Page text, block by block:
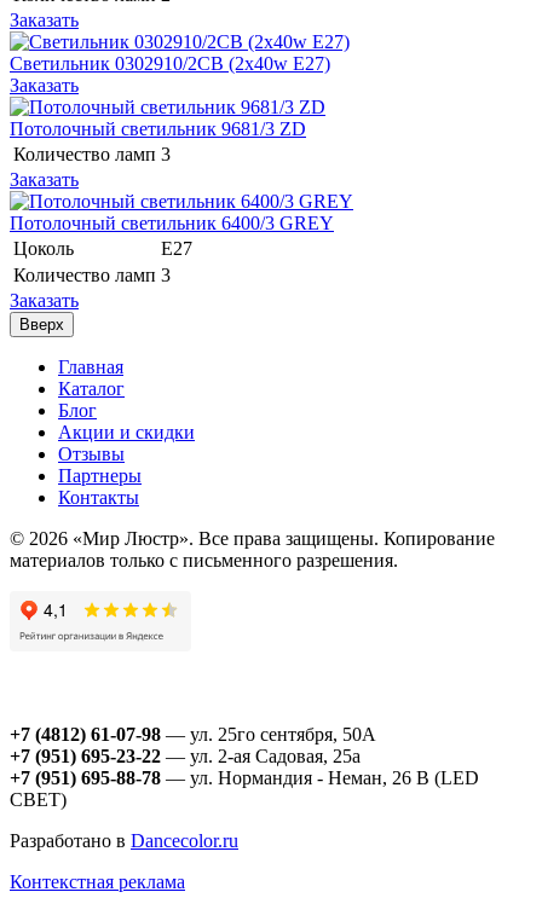
Заказать
Светильник 0302910/2CB (2x40w E27)
Заказать
Потолочный светильник 9681/3 ZD
Количество ламп 3
Заказать
Потолочный светильник 6400/3 GREY
Цоколь
E27
Количество ламп 3
Заказать
Вверх
Главная
Каталог
Блог
Акции и скидки
Отзывы
Партнеры
Контакты
© 2026 «Мир Люстр». Все права защищены. Копирование
материалов только с письменного разрешения.
+7 (4812) 61-07-98 — ул. 25го сентября, 50А
+7 (951) 695-23-22 — ул. 2-ая Садовая, 25а
+7 (951) 695-88-78 — ул. Нормандия - Неман, 26 В (LED
СВЕТ)
Разработано в Dancecolor.ru
Контекстная реклама